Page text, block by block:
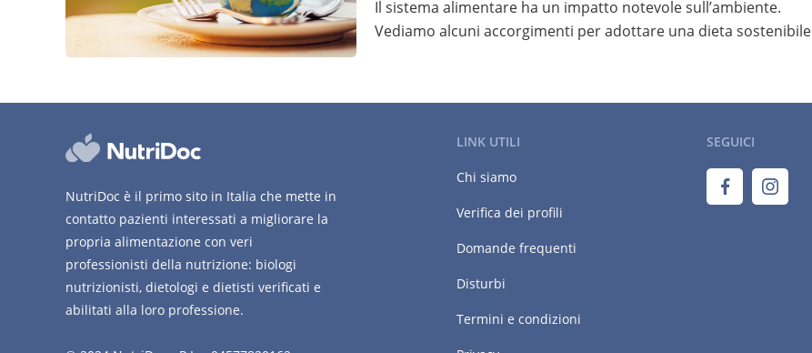
Il sistema alimentare ha un impatto notevole sull’ambiente.
Vediamo alcuni accorgimenti per adottare una dieta sostenibile
NutriDoc è il primo sito in Italia che mette in
contatto pazienti interessati a migliorare la
propria alimentazione con veri
professionisti della nutrizione: biologi
nutrizionisti, dietologi e dietisti verificati e
abilitati alla loro professione.
LINK UTILI
Chi siamo
Verifica dei profili
Domande frequenti
Disturbi
Termini e condizioni
SEGUICI